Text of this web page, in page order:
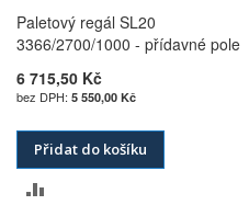
Paletový regál SL20
3366/2700/1000 - přídavné pole
6 715,50 Kč
5 550,00 Kč
Přidat do košíku